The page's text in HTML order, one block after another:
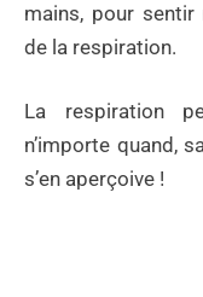
mains, pour
de la respiration.
La respiration
n’importe quand,
s’en aperçoive !